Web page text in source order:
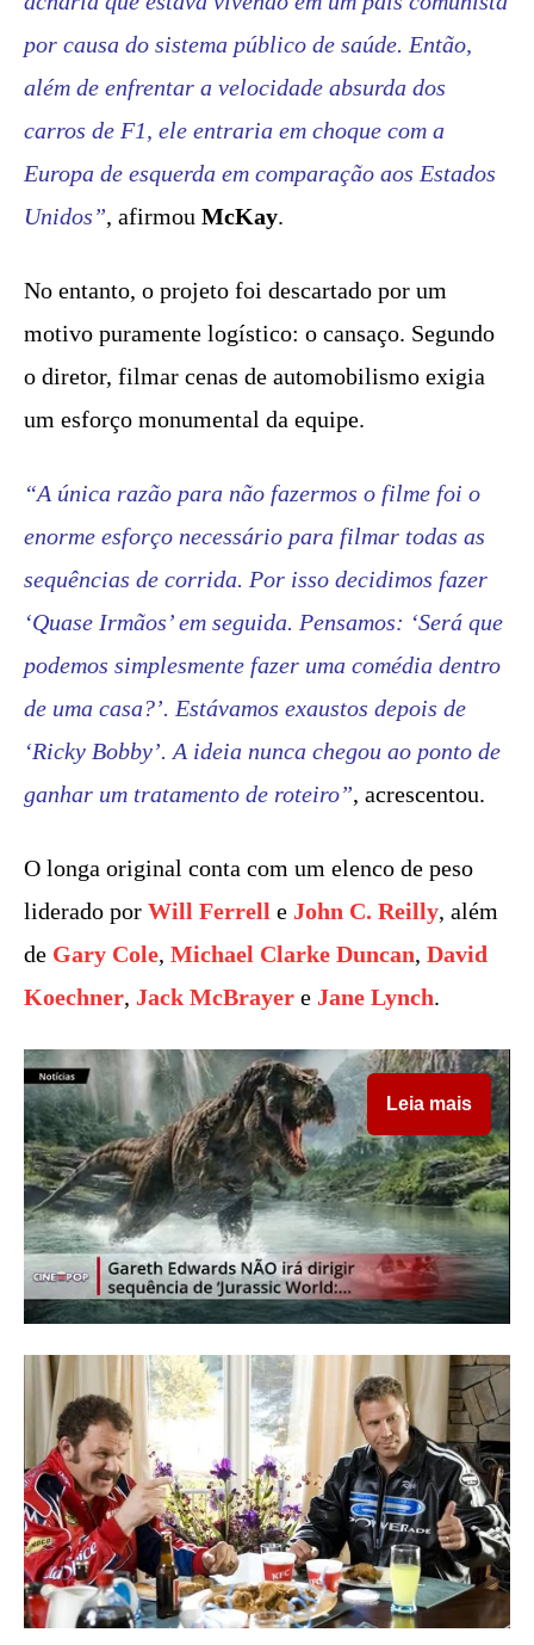
por causa do sistema público de saúde. Então,
além de enfrentar a velocidade absurda dos
carros de F1, ele entraria em choque com a
Europa de esquerda em comparação aos Estados
Unidos”, afirmou McKay.
No entanto, o projeto foi descartado por um
motivo puramente logístico: o cansaço. Segundo
o diretor, filmar cenas de automobilismo exigia
um esforço monumental da equipe.
“A única razão para não fazermos o filme foi o
enorme esforço necessário para filmar todas as
sequências de corrida. Por isso decidimos fazer
‘Quase Irmãos’ em seguida. Pensamos: ‘Será que
podemos simplesmente fazer uma comédia dentro
de uma casa?’. Estávamos exaustos depois de
‘Ricky Bobby’. A ideia nunca chegou ao ponto de
ganhar um tratamento de roteiro”, acrescentou.
O longa original conta com um elenco de peso
liderado por Will Ferrell e John C. Reilly, além
de Gary Cole, Michael Clarke Duncan, David
Koechner, Jack McBrayer e Jane Lynch.
Leia mais